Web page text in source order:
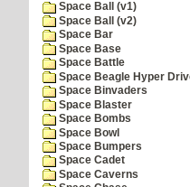
Space Ball (v1)
Space Ball (v2)
Space Bar
Space Base
Space Battle
Space Beagle Hyper
Space Binvaders
Space Blaster
Space Bombs
Space Bowl
Space Bumpers
Space Cadet
Space Caverns